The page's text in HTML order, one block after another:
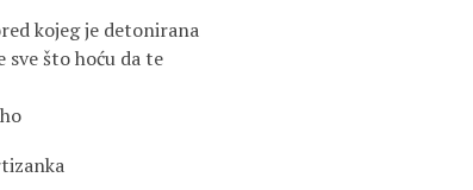
kojeg je detonirana
sve što hoću da te